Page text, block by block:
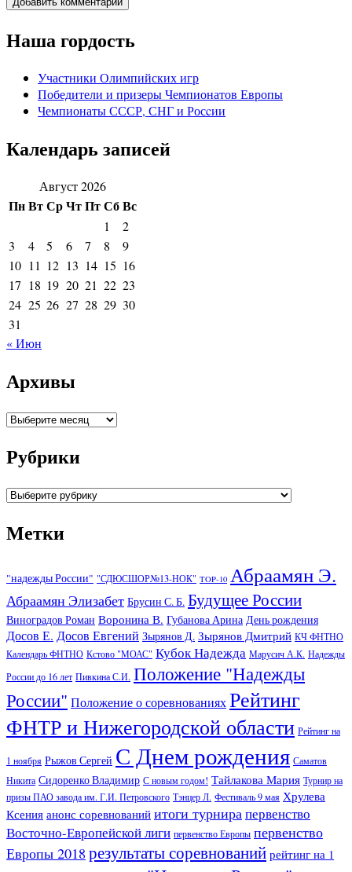
Наша гордость
Участники Олимпийских игр
Победители и призеры Чемпионатов Европы
Чемпионаты СССР, СНГ и Росcии
Календарь записей
Август 2026
ПнВтСрЧтПтСбВс
1
2
3
4 5 6 7 8
9
10 11 12 13 14 15 16
17 18 19 20 21 22 23
24 25 26 27 28 29 30
31
« Июн
Архивы
Архивы
Рубрики
Рубрики
Метки
"надежды России" "СДЮСШОР№13-НОК" TOP-10 Абраамян Э.
Абраамян Элизабет Брусин С. Б. Будущее России
Виноградов Роман Воронина В. Губанова Арина День рождения
Досов Е. Досов Евгений Зырянов Д. Зырянов Дмитрий КЧ ФНТНО
Календарь ФНТНО Кстово "МОАС" Кубок Надежда Марусич А.К. Надежды
России до 16 лет Пивкина С.И. Положение "Надежды
России" Положение о соревнованияхРейтинг
ФНТР и Нижегородской области Рейтинг на
1 ноября Рыжов Сергей С Днем рождения Саматов
Никита Сидоренко Владимир С новым годом! Тайлакова Мария Турнир на
призы ПАО завода им. Г.И. Петровского Тэнцер Л. Фестиваль 9 мая Хрулева
Ксения анонс соревнований итоги турнирапервенство
Восточно-Европейской лиги первенство Европы первенство
Европы 2018 результаты соревнований рейтинг на 1